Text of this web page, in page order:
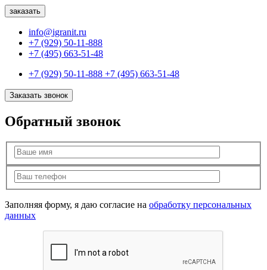
info@igranit.ru
+7 (929) 50-11-888
+7 (495) 663-51-48
+7 (929) 50-11-888 +7 (495) 663-51-48
Заказать звонок
Обратный звонок
Заполняя форму, я даю согласие на обработку персональных
данных